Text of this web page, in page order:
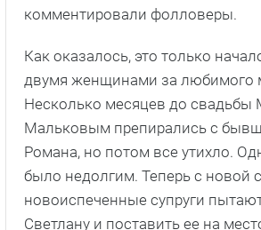
комментировали фолловеры.
Как оказалось, это только
двумя женщинами за любимого
Несколько месяцев до свадьбы
Мальковым препирались с
Романа, но потом все утихло.
было недолгим. Теперь с новой
новоиспеченные супруги
Светлану и поставить ее на